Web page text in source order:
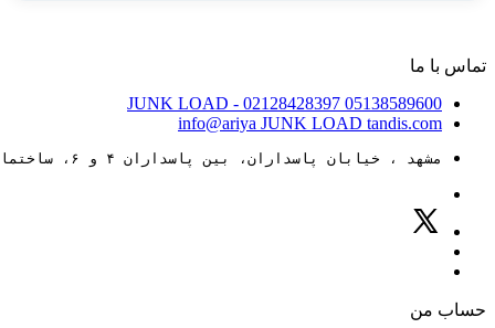
تماس با ما
05138589600
JUNK LOAD - 02128428397
info@ariya JUNK LOAD tandis.com
مشهد ، خیابان پاسداران، بین پاسداران ۴ و ۶، ساختمان ۸۸
حساب من